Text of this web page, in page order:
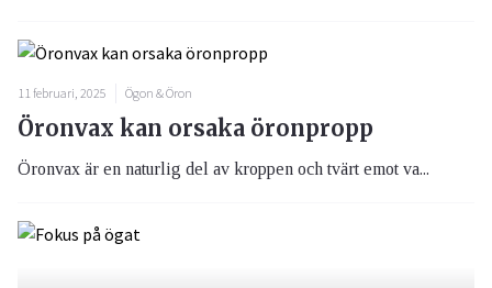
11 februari, 2025 Ögon & Öron
Öronvax kan orsaka öronpropp
Öronvax är en naturlig del av kroppen och tvärt emot va...